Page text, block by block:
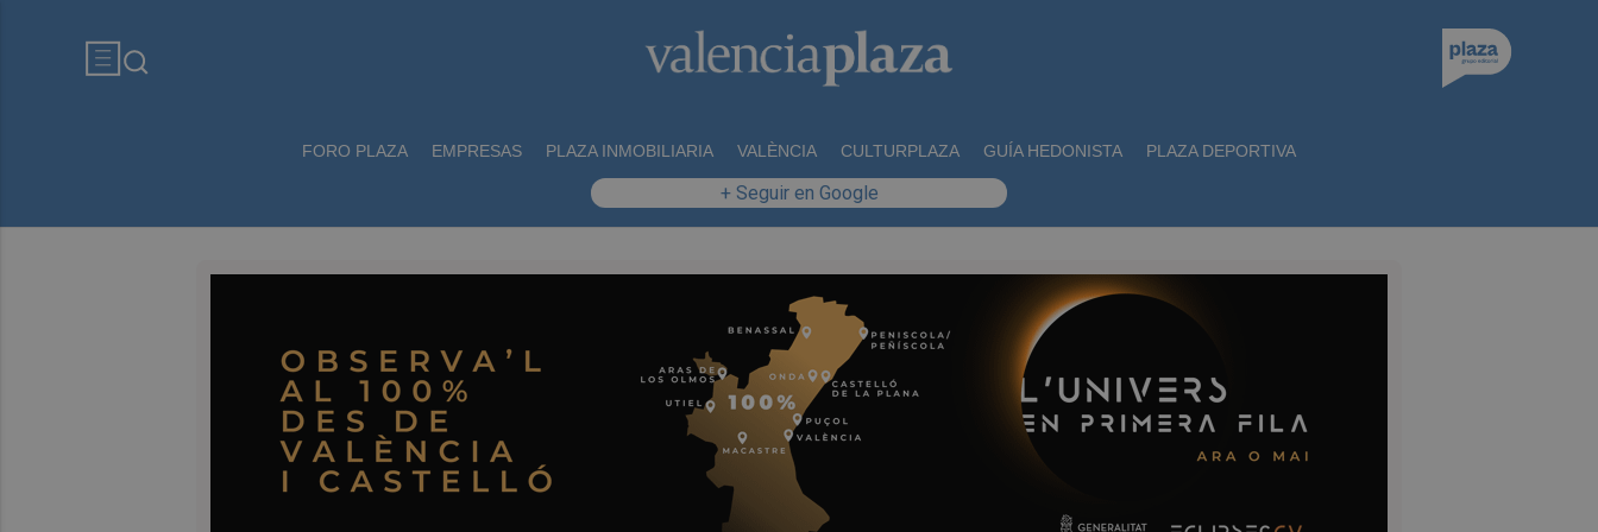
FORO PLAZA EMPRESAS PLAZA INMOBILIARIA VALÈNCIA CULTURPLAZA GUÍA HEDONISTA PLAZA DEPORTIVA
+ Seguir en Google